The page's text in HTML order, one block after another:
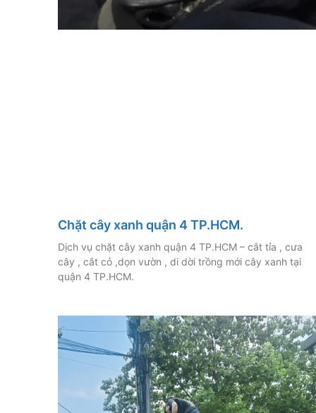
Chặt cây xanh quận 4 TP.HCM.
Dịch vụ chặt cây xanh quận 4 TP.HCM – cắt tỉa , cưa
cây , cắt cỏ ,dọn vườn , di dời trồng mới cây xanh tại
quận 4 TP.HCM.